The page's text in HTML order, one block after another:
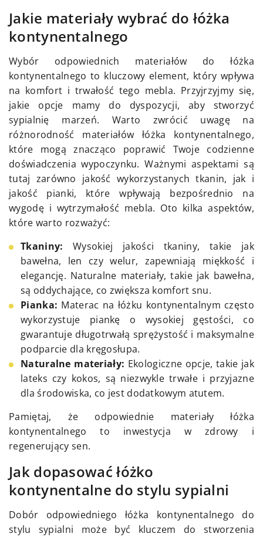
Jakie materiały wybrać do łóżka
kontynentalnego
Wybór odpowiednich materiałów do łóżka
kontynentalnego to kluczowy element, który wpływa
na komfort i trwałość tego mebla. Przyjrzyjmy się,
jakie opcje mamy do dyspozycji, aby stworzyć
sypialnię marzeń. Warto zwrócić uwagę na
różnorodność materiałów łóżka kontynentalnego,
które mogą znacząco poprawić Twoje codzienne
doświadczenia wypoczynku. Ważnymi aspektami są
tutaj zarówno jakość wykorzystanych tkanin, jak i
jakość pianki, które wpływają bezpośrednio na
wygodę i wytrzymałość mebla. Oto kilka aspektów,
które warto rozważyć:
Tkaniny: Wysokiej jakości tkaniny, takie jak
bawełna, len czy welur, zapewniają miękkość i
elegancję. Naturalne materiały, takie jak bawełna,
są oddychające, co zwiększa komfort snu.
Pianka: Materac na łóżku kontynentalnym często
wykorzystuje piankę o wysokiej gęstości, co
gwarantuje długotrwałą sprężystość i maksymalne
podparcie dla kręgosłupa.
Naturalne materiały: Ekologiczne opcje, takie jak
lateks czy kokos, są niezwykle trwałe i przyjazne
dla środowiska, co jest dodatkowym atutem.
Pamiętaj, że odpowiednie materiały łóżka
kontynentalnego to inwestycja w zdrowy i
regenerujący sen.
Jak dopasować łóżko
kontynentalne do stylu sypialni
Dobór odpowiedniego łóżka kontynentalnego do
stylu sypialni może być kluczem do stworzenia